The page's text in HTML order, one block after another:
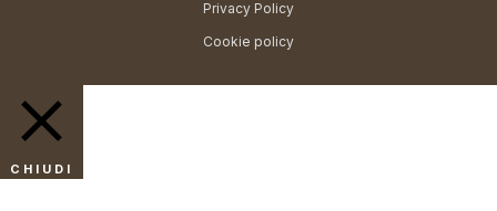
Privacy Policy
Cookie policy
CHIUDI